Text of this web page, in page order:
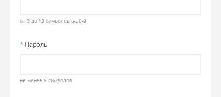
от 3 до 13 символов a-z,0-9
* Пароль
не менее 8 символов